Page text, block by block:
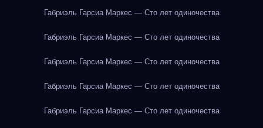
Габриэль Гарсиа Маркес — Сто лет одиночества
Габриэль Гарсиа Маркес — Сто лет одиночества
Габриэль Гарсиа Маркес — Сто лет одиночества
Габриэль Гарсиа Маркес — Сто лет одиночества
Габриэль Гарсиа Маркес — Сто лет одиночества